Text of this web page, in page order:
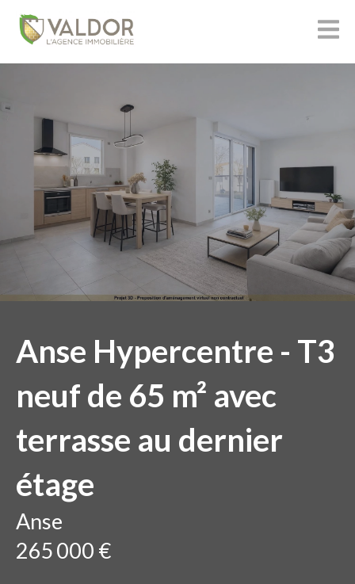
Anse Hypercentre - T3
neuf de 65 m² avec
terrasse au dernier
étage
Anse
265 000 €